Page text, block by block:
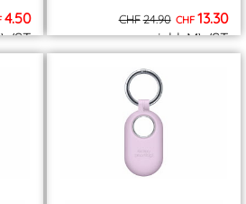
4.50
CHF24.90 CHF 13.30
inkl. MWST
zzgl. Versand